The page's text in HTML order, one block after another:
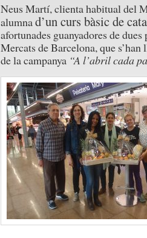
Neus Martí, clienta habitual del
alumnad’un curs bàsic de
afortunades guanyadores de
Mercats de Barcelona, que
de la campanya “A l’abril cada